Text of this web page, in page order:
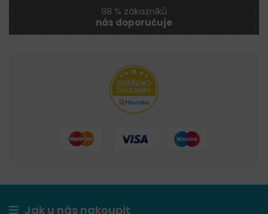
98 % zákazníků
nás doporučuje
Jak u nás nakoupit